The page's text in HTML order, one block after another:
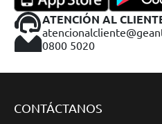
ATENCIÓN AL
0800 5020
CONTÁCTANOS